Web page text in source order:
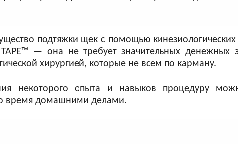
подтяжки щек с помощью
— она не требует значительных денежных
хирургией, которые не всем по карману.
некоторого опыта и навыков процедуру
время домашними делами.